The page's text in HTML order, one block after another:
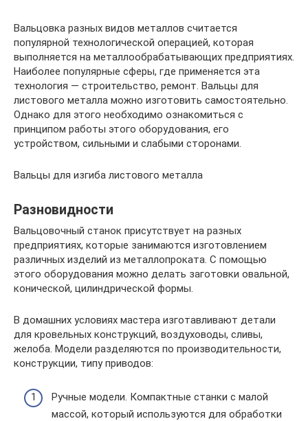
Вальцовка разных видов металлов считается
популярной технологической операцией, которая
выполняется на металлообрабатывающих предприятиях.
Наиболее популярные сферы, где применяется эта
технология — строительство, ремонт. Вальцы для
листового металла можно изготовить самостоятельно.
Однако для этого необходимо ознакомиться с
принципом работы этого оборудования, его
устройством, сильными и слабыми сторонами.
Вальцы для изгиба листового металла
Разновидности
Вальцовочный станок присутствует на разных
предприятиях, которые занимаются изготовлением
различных изделий из металлопроката. С помощью
этого оборудования можно делать заготовки овальной,
конической, цилиндрической формы.
В домашних условиях мастера изготавливают детали
для кровельных конструкций, воздуховоды, сливы,
желоба. Модели разделяются по производительности,
конструкции, типу приводов:
Ручные модели. Компактные станки с малой
массой, который используются для обработки